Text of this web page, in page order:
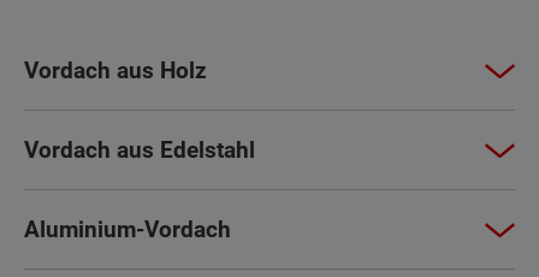
Vordach aus Holz
Vordach aus Edelstahl
Aluminium-Vordach